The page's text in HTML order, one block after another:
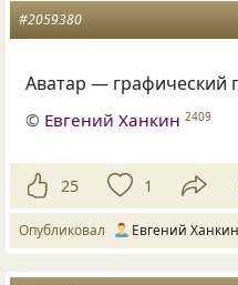
#2059380
Аватар — графический
© Евгений Ханкин 2409
25 1
Опубликовал Евгений Ханкин